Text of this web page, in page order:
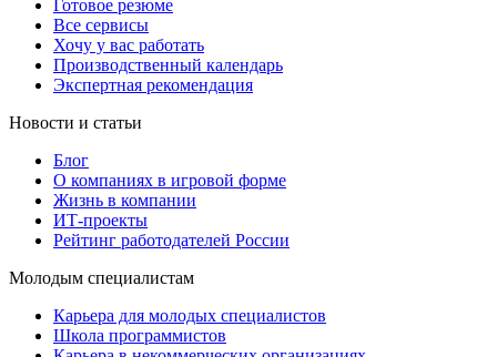
Готовое резюме
Все сервисы
Хочу у вас работать
Производственный календарь
Экспертная рекомендация
Новости и статьи
Блог
О компаниях в игровой форме
Жизнь в компании
ИТ-проекты
Рейтинг работодателей России
Молодым специалистам
Карьера для молодых специалистов
Школа программистов